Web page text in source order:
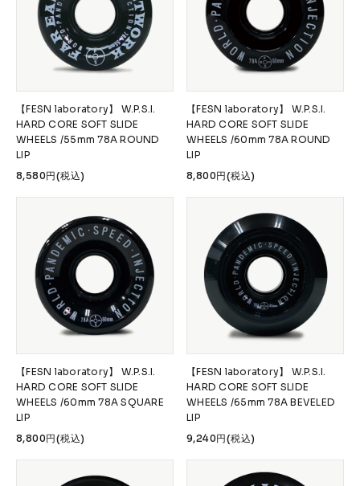
Accessories &
Goods
SKATE
Complete Decks
Trucks Wheels
Griptape Safety Gear
Skate Bags & Cases Tools & Maintenance
MEDIA & PROJECTS →
Media Projects & Events
LIBE BRAND UNIVS. FESN laboratory
W.P.S.I 九五館 -KYUGOKAN- Z-FLEX
PENNY Pro Shop CUSTOM COET
【FESN laboratory】 W.P.S.I.
HARD CORE SOFT SLIDE
WHEELS /55mm 78A ROUND
LIP
8,580円(税込)
【FESN laboratory】 W.P.S.I.
HARD CORE SOFT SLIDE
WHEELS /60mm 78A ROUND
LIP
8,800円(税込)
【FESN laboratory】 W.P.S.I.
HARD CORE SOFT SLIDE
WHEELS /60mm 78A SQUARE
LIP
8,800円(税込)
【FESN laboratory】 W.P.S.I.
HARD CORE SOFT SLIDE
WHEELS /65mm 78A BEVELED
LIP
9,240円(税込)